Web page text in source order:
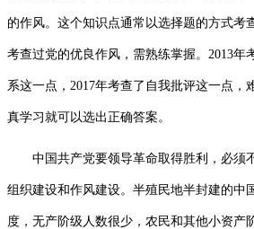
的作风。这个知识点通常以选择题的方式考
考查过党的优良作风，需熟练掌握。 2013年
系这一点， 2017年考查了自我批评这一点，
真学习就可以选出正确答案。
中国共产党要领导革命取得胜利，必须
组织建设和作风建设。半殖民地半封建的中
度，无产阶级人数很少，农民和其他小资产